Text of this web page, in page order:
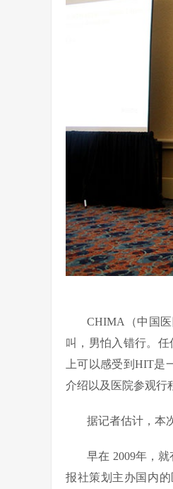
CHIMA（中国
叫，男怕入错行。
上可以感受到HIT
介绍以及医院参观行
据记者估计，本
早在 2009年，
报社策划主办国内